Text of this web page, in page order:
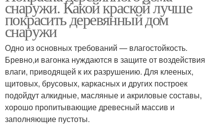
снаружи. Какой краской лучше
покрасить деревянный дом
снаружи
Одно из основных требований — влагостойкость.
Бревно,и вагонка нуждаются в защите от воздействия
влаги, приводящей к их разрушению. Для клееных,
щитовых, брусовых, каркасных и других построек
подойдут алкидные, масляные и акриловые составы,
хорошо пропитывающие древесный массив и
заполняющие пустоты.